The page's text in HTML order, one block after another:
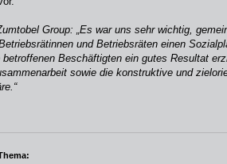
Group: „Es war uns sehr wichtig,
und Betriebsräten einen
Beschäftigten ein gutes Resultat
sowie die konstruktive und